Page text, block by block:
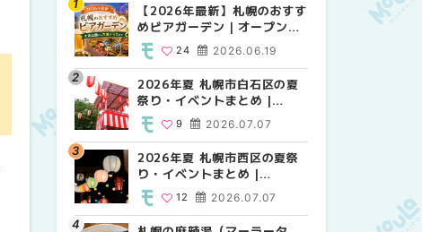
【2026年最新】札幌のおすす
めビアガーデン｜オープン日
順に徹底紹介！大通公園から
穴場テラスまで | MouLa
HOKKAIDO
2026.06.19
24
2026年夏 札幌市白石区の夏
祭り・イベントまとめ |
MouLa HOKKAIDO
2026.07.07
9
2026年夏 札幌市西区の夏祭
り・イベントまとめ |
MouLa HOKKAIDO
2026.07.07
12
【2026年最新】札幌のおすす
めビアガーデン｜オープン日
穴場テラスまで | MouLa
HOKKAIDO
24
2026年夏 札幌市西区の夏祭
り・イベントまとめ |
12
2026年夏 札幌市北区の夏祭
り・イベントまとめ |
9
【2026年最新】札幌のおすす
めビアガーデン｜オープン日
穴場テラスまで | MouLa
HOKKAIDO
24
2026年夏 札幌市北区の夏祭
り・イベントまとめ |
9
2026年夏 札幌市西区の夏祭
り・イベントまとめ |
12